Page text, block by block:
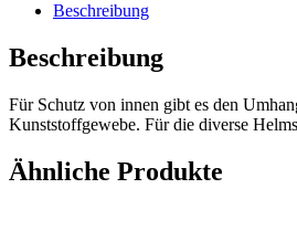
Beschreibung
Beschreibung
Für Schutz von innen gibt es den
Kunststoffgewebe. Für die diverse
Ähnliche Produkte